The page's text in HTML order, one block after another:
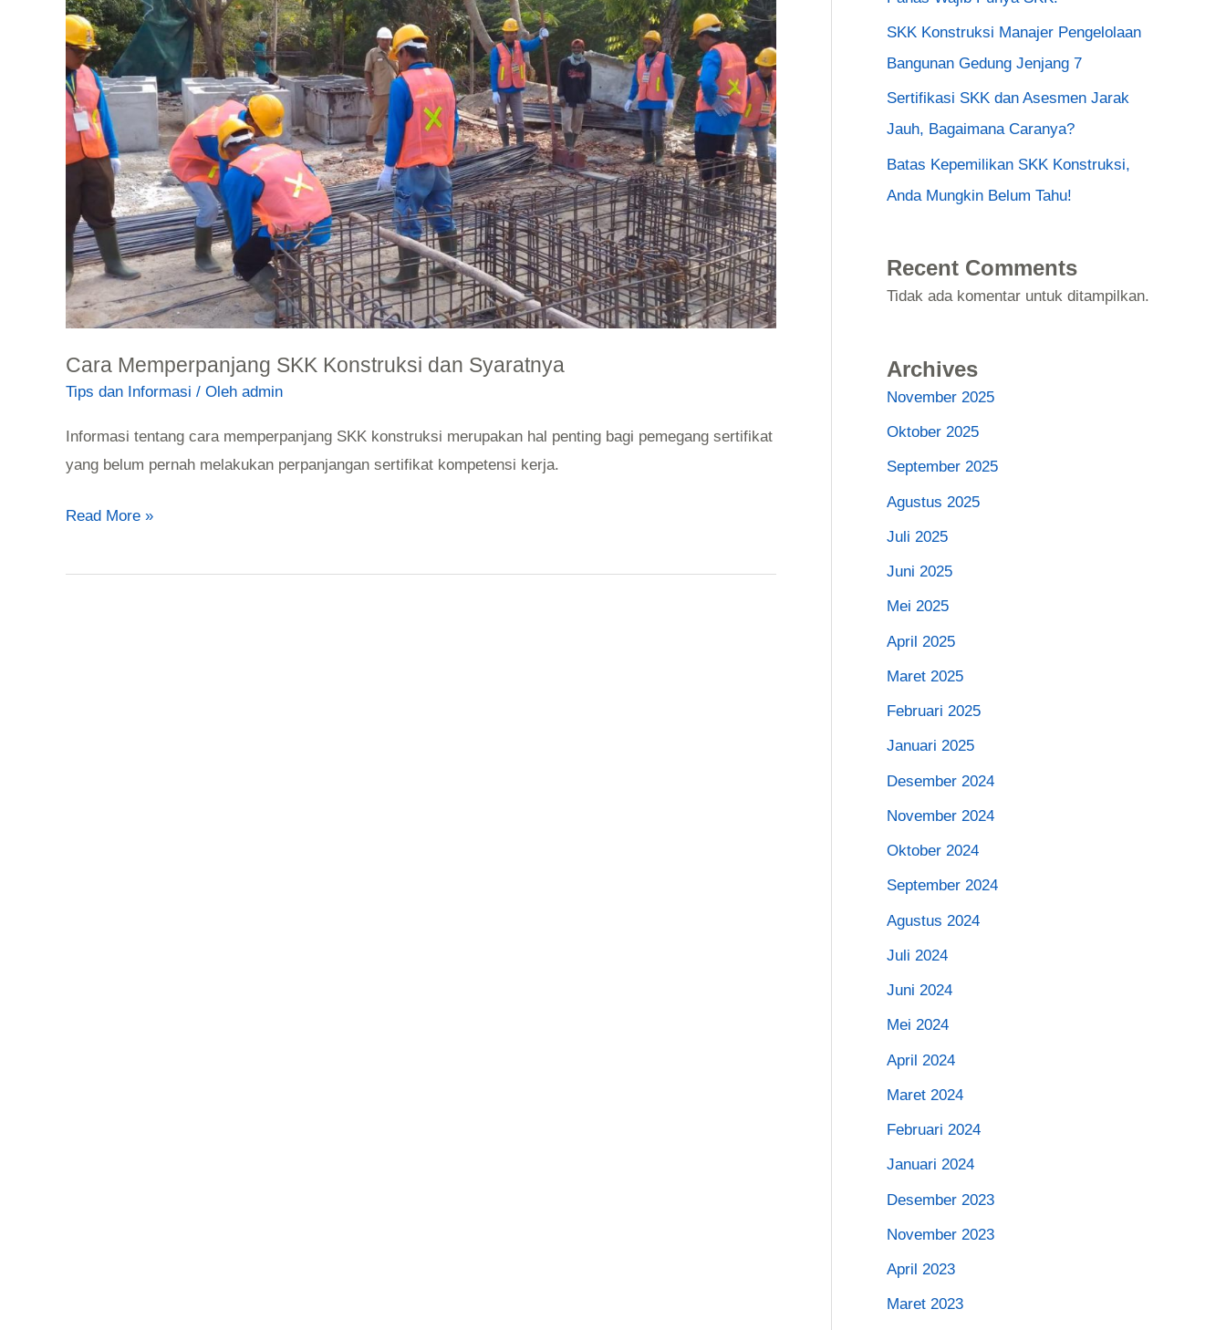
Cara Memperpanjang SKK Konstruksi dan Syaratnya
Tips dan Informasi / Oleh admin
Informasi tentang cara memperpanjang SKK konstruksi merupakan hal penting bagi pemegang sertifikat
yang belum pernah melakukan perpanjangan sertifikat kompetensi kerja.
Konstruksi
dan
Syaratnya
Read More »
SKK Konstruksi Manajer Pengelolaan
Bangunan Gedung Jenjang 7
Sertifikasi SKK dan Asesmen Jarak
Jauh, Bagaimana Caranya?
Batas Kepemilikan SKK Konstruksi,
Anda Mungkin Belum Tahu!
Recent Comments
Tidak ada komentar untuk ditampilkan.
Archives
November 2025
Oktober 2025
September 2025
Agustus 2025
Juli 2025
Juni 2025
Mei 2025
April 2025
Maret 2025
Februari 2025
Januari 2025
Desember 2024
November 2024
Oktober 2024
September 2024
Agustus 2024
Juli 2024
Juni 2024
Mei 2024
April 2024
Maret 2024
Februari 2024
Januari 2024
Desember 2023
November 2023
April 2023
Maret 2023